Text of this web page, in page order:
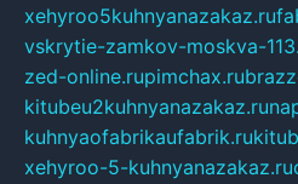
xehyroo5kuhnyanazakaz.ru
vskrytie-zamkov-moskva-
zed-online.rupimchax.ru
kitubeu2kuhnyanazakaz.ru
kuhnyaofabrikaufabrik.ru
xehyroo-5-kuhnyanazakaz.ru